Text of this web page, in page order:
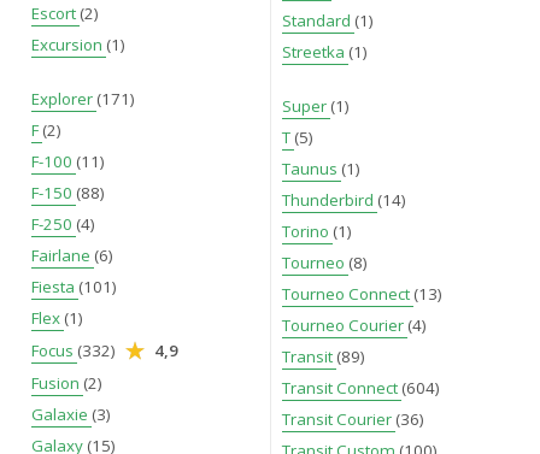
Escort (2)
Excursion (1)
Explorer (171)
F(2)
F-100 (11)
F-150 (88)
F-250 (4)
Fairlane (6)
Fiesta (101)
Flex (1)
Focus (332)
4,9
Fusion (2)
Galaxie (3)
Galaxy (15)
Standard (1)
Streetka (1)
Super (1)
T (5)
Taunus (1)
Thunderbird (14)
Torino (1)
Tourneo (8)
Tourneo Connect (13)
Tourneo Courier (4)
Transit (89)
Transit Connect (604)
Transit Courier (36)